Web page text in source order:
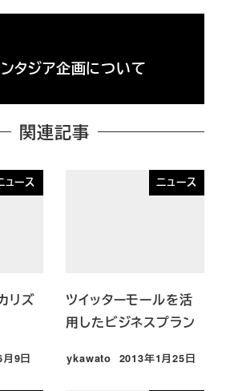
タジア企画について
関連記事
ュース
リズ
9日
ニュース
ツイッターモールを活
用したビジネスプラン
ykawato
投稿日
2013年1月25日